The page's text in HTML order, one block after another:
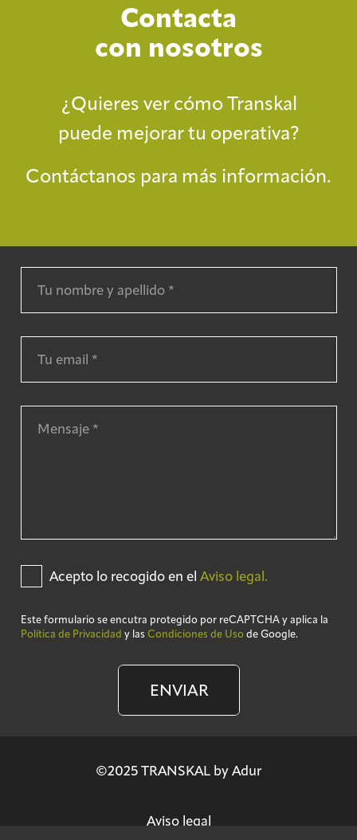
Contacta
con nosotros
¿Quieres ver cómo Transkal
puede mejorar tu operativa?
Contáctanos para más información.
Acepto lo recogido en el Aviso legal.
Este formulario se encutra protegido por reCAPTCHA y aplica la
Política de Privacidad y las Condiciones de Uso de Google.
ENVIAR
©2025 TRANSKAL by Adur
Aviso legal